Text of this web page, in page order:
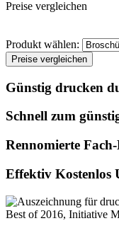
Preise vergleichen
Produkt wählen:
Preise vergleichen
Günstig drucken
Schnell zum
Rennomierte
Effektiv Kostenlos